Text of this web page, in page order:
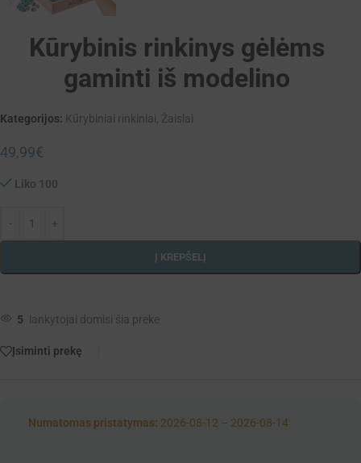
Kūrybinis rinkinys gėlėms
gaminti iš modelino
Kategorijos: Kūrybiniai rinkiniai, Žaislai
49,99€
Liko 100
Į KREPŠELĮ
5 lankytojai domisi šia preke
Įsiminti prekę
Numatomas pristatymas: 2026-08-12 – 2026-08-14